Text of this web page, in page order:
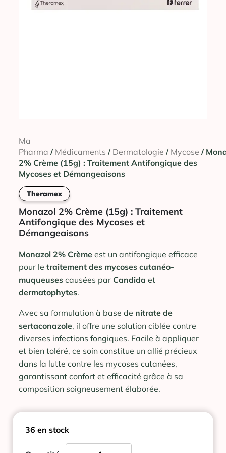
Ma
Pharma / Médicaments / Dermatologie / Mycose /
2% Crème (15g) : Traitement Antifongique des
Mycoses et Démangeaisons
Theramex
Monazol 2% Crème (15g) : Traitement
Antifongique des Mycoses et
Démangeaisons
Monazol 2% Crème est un antifongique efficace
pour le traitement des mycoses cutanéo-
muqueuses causées par Candida et
dermatophytes.
Avec sa formulation à base de nitrate de
sertaconazole, il offre une solution ciblée contre
diverses infections fongiques. Facile à appliquer
et bien toléré, ce soin constitue un allié précieux
dans la lutte contre les mycoses cutanées,
garantissant confort et efficacité grâce à sa
composition soigneusement élaborée.
36 en stock
quantité